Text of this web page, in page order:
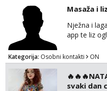
Masaža i
Nježna i
app te liz
Kategorija: Osobni kontakti ON
svaki dan